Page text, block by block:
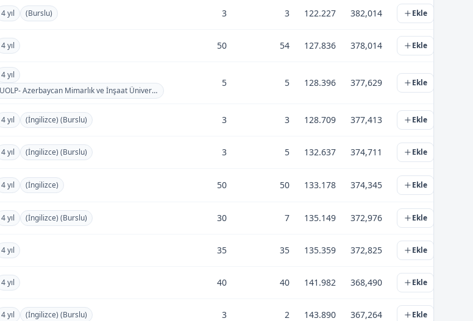
4 yıl (Burslu) 3 3 122.227 382,014 Ekle
4 yıl 50 54 127.836 378,014 Ekle
4 yıl
(İngilizce) (UOLP- Azerbaycan Mimarlık ve İnşaat Üniversitesi) (Ücretli)
5 5 128.396 377,629 Ekle
4 yıl (İngilizce) (Burslu) 3 3 128.709 377,413 Ekle
4 yıl (İngilizce) (Burslu) 3 5 132.637 374,711 Ekle
4 yıl (İngilizce) 50 50 133.178 374,345 Ekle
4 yıl (İngilizce) (Burslu) 30 7 135.149 372,976 Ekle
4 yıl 35 35 135.359 372,825 Ekle
4 yıl 40 40 141.982 368,490 Ekle
4 yıl (İngilizce) (Burslu) 3 2 143.890 367,264 Ekle